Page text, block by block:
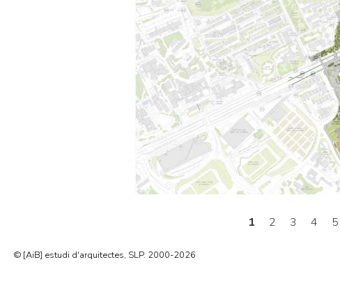
1 2 3 4 5
© [AiB] estudi d'arquitectes, SLP. 2000-2026